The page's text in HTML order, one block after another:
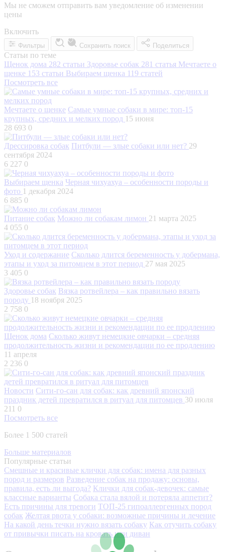
Мы не сможем отправить вам уведомление об изменении
цены
Включить
Фильтры Сохранить поиск Поделиться
Статьи по теме
Щенок дома 282 статьи Здоровье собак 281 статья Мечтаете о
щенке 153 статьи Выбираем щенка 119 статей
Посмотреть все
Мечтаете о щенке Самые умные собаки в мире: топ-15
крупных, средних и мелких пород 15 июня
28 693 0
Дрессировка собак Питбули — злые собаки или нет? 29
сентября 2024
6 227 0
Выбираем щенка Черная чихуахуа – особенности породы и
фото 1 декабря 2024
6 885 0
Питание собак Можно ли собакам лимон 21 марта 2025
4 055 0
Уход и содержание Сколько длится беременность у добермана,
этапы и уход за питомцем в этот период 27 мая 2025
3 405 0
Здоровье собак Вязка ротвейлера – как правильно вязать
породу 18 ноября 2025
2 758 0
Щенок дома Сколько живут немецкие овчарки – средняя
продолжительность жизни и рекомендации по ее продлению
11 апреля
2 236 0
Новости Сити-го-сан для собак: как древний японский
праздник детей превратился в ритуал для питомцев 30 июля
211 0
Посмотреть все
Более 1 500 статей
Больше материалов
Популярные статьи
Смешные и красивые клички для собак: имена для разных
пород и размеров Разведение собак на продажу: основы,
правила, есть ли выгода? Клички для собак-девочек: самые
классные варианты Собака стала вялой и потеряла аппетит?
Есть причины для тревоги ТОП-25 гипоаллергенных пород
собак Желтая рвота у собаки: возможные причины и лечение
На какой день течки нужно вязать собаку Как отучить собаку
от привычки писать на кровать или диван